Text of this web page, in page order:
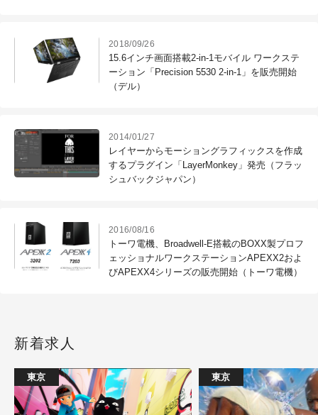
2018/09/26
15.6インチ画面搭載2-in-1モバイル ワークステ
ーション「Precision 5530 2-in-1」を販売開始
（デル）
2014/01/27
レイヤーからモーショングラフィックスを作成
するプラグイン「LayerMonkey」発売（フラッ
シュバックジャパン）
2016/08/16
トーワ電機、Broadwell-E搭載のBOXX製プロフ
ェッショナルワークステーションAPEXX2およ
びAPEXX4シリーズの販売開始（トーワ電機）
新着求人
東京 東京